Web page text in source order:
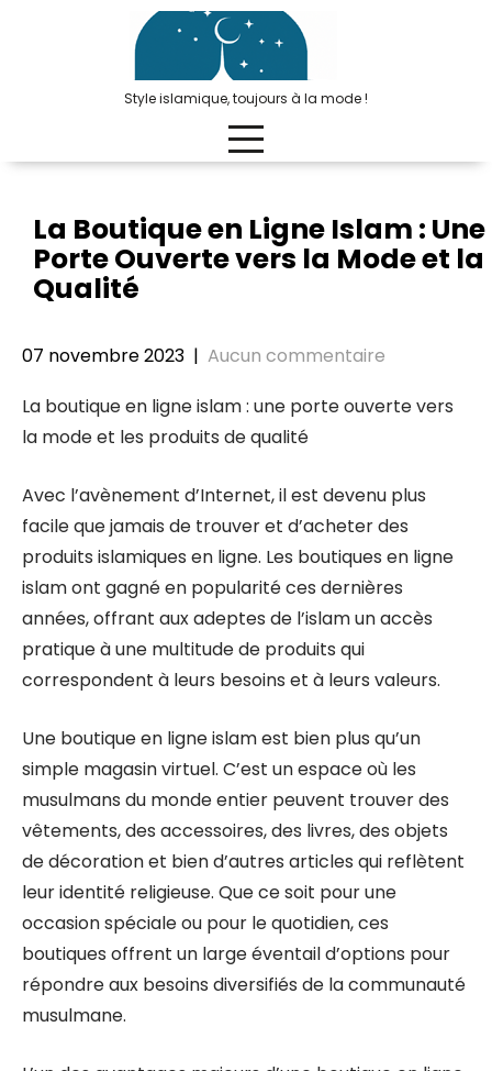
Style islamique, toujours à la mode !
La Boutique en Ligne Islam : Une
Porte Ouverte vers la Mode et la
Qualité
07 novembre 2023 | Aucun commentaire
La boutique en ligne islam : une porte ouverte vers
la mode et les produits de qualité
Avec l’avènement d’Internet, il est devenu plus
facile que jamais de trouver et d’acheter des
produits islamiques en ligne. Les boutiques en ligne
islam ont gagné en popularité ces dernières
années, offrant aux adeptes de l’islam un accès
pratique à une multitude de produits qui
correspondent à leurs besoins et à leurs valeurs.
Une boutique en ligne islam est bien plus qu’un
simple magasin virtuel. C’est un espace où les
musulmans du monde entier peuvent trouver des
vêtements, des accessoires, des livres, des objets
de décoration et bien d’autres articles qui reflètent
leur identité religieuse. Que ce soit pour une
occasion spéciale ou pour le quotidien, ces
boutiques offrent un large éventail d’options pour
répondre aux besoins diversifiés de la communauté
musulmane.